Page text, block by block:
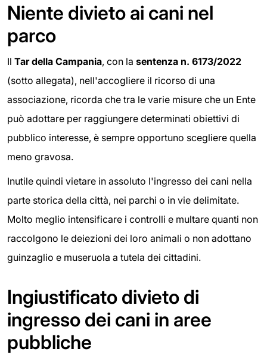
Niente divieto ai cani nel
parco
Il Tar della Campania, con la sentenza n. 6173/2022
(sotto allegata), nell'accogliere il ricorso di una
associazione, ricorda che tra le varie misure che un Ente
può adottare per raggiungere determinati obiettivi di
pubblico interesse, è sempre opportuno scegliere quella
meno gravosa.
Inutile quindi vietare in assoluto l'ingresso dei cani nella
parte storica della città, nei parchi o in vie delimitate.
Molto meglio intensificare i controlli e multare quanti non
raccolgono le deiezioni dei loro animali o non adottano
guinzaglio e museruola a tutela dei cittadini.
Ingiustificato divieto di
ingresso dei cani in aree
pubbliche